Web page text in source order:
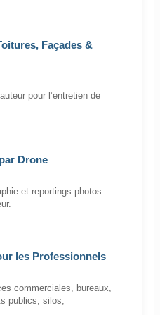
Façades &
pour l’entretien de
Drone
et reportings photos
les Professionnels
commerciales, bureaux,
publics, silos,